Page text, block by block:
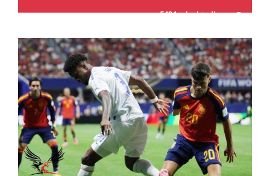
عدد المشاهدات 5434